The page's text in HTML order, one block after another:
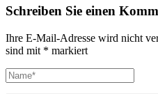
Schreiben Sie einen
Ihre E-Mail-Adresse wird nicht
sind mit * markiert